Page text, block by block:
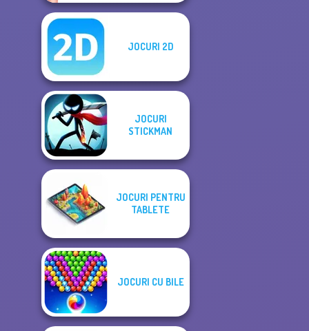
JOCURI 2D
JOCURI
STICKMAN
JOCURI PENTRU
TABLETE
JOCURI CU BILE